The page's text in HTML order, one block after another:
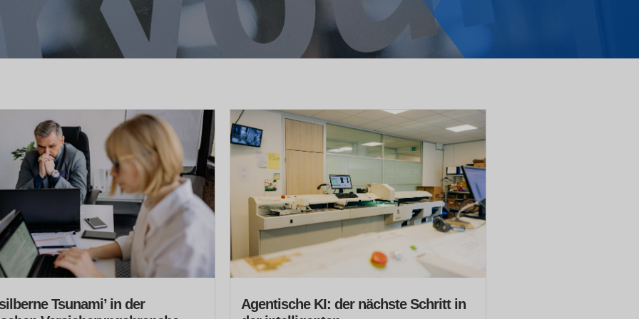
Tsunami’ in der
Agentische KI: der nächste Schritt in